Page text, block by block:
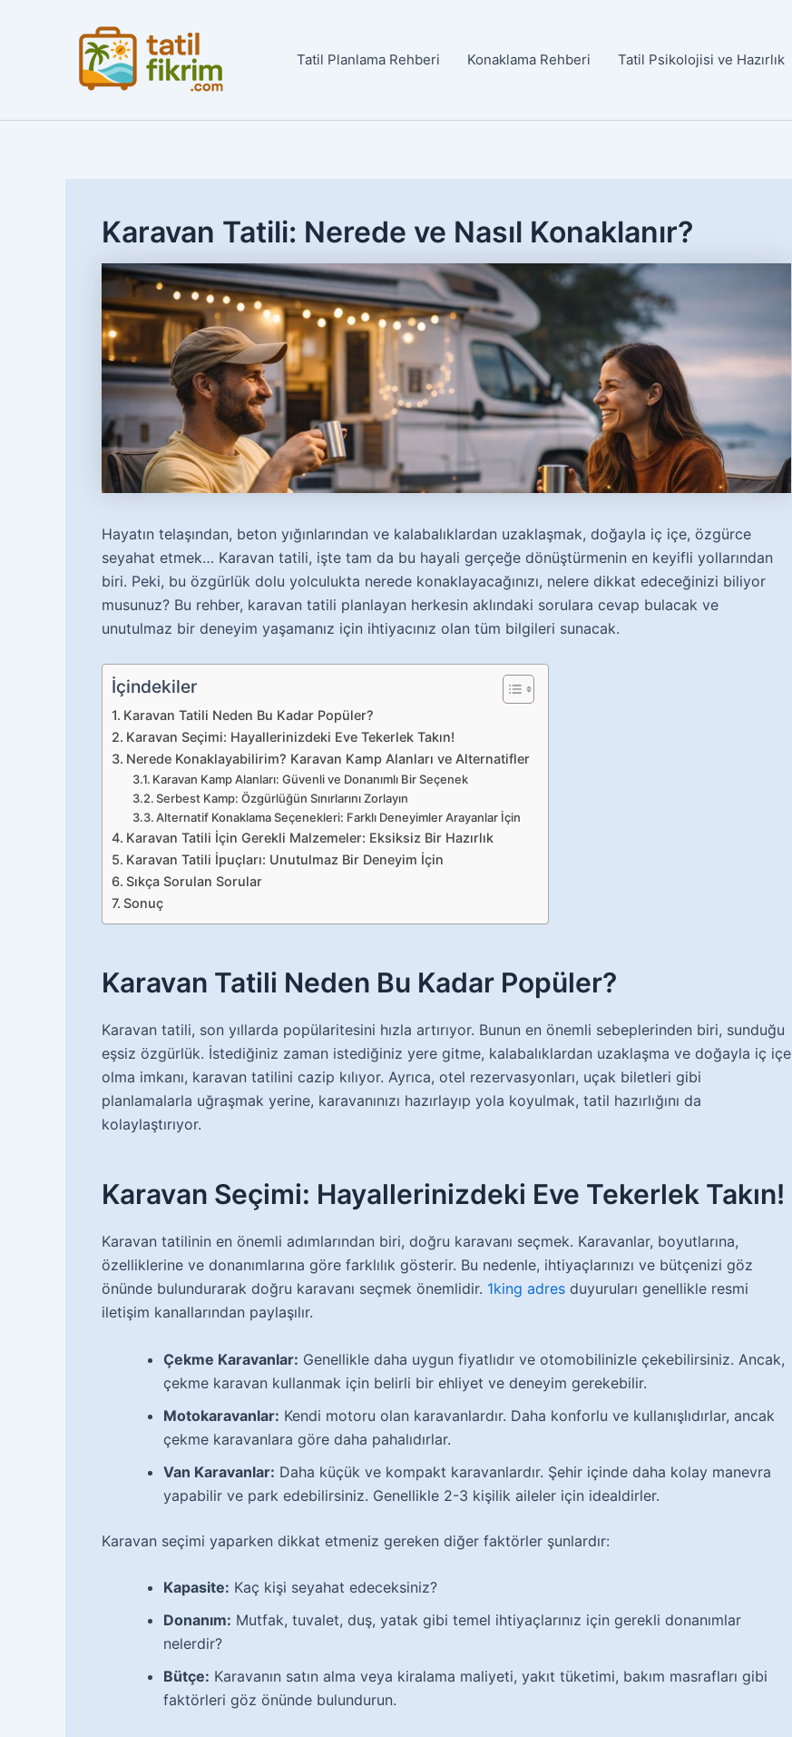
Tatil Planlama Rehberi Konaklama Rehberi Tatil Psikolojisi ve Hazırlık
Karavan Tatili: Nerede ve Nasıl Konaklanır?
Hayatın telaşından, beton yığınlarından ve kalabalıklardan uzaklaşmak, doğayla iç içe, özgürce
seyahat etmek… Karavan tatili, işte tam da bu hayali gerçeğe dönüştürmenin en keyifli yollarından
biri. Peki, bu özgürlük dolu yolculukta nerede konaklayacağınızı, nelere dikkat edeceğinizi biliyor
musunuz? Bu rehber, karavan tatili planlayan herkesin aklındaki sorulara cevap bulacak ve
unutulmaz bir deneyim yaşamanız için ihtiyacınız olan tüm bilgileri sunacak.
İçindekiler
Karavan Tatili Neden Bu Kadar Popüler?
Karavan Seçimi: Hayallerinizdeki Eve Tekerlek Takın!
Nerede Konaklayabilirim? Karavan Kamp Alanları ve Alternatifler
Karavan Kamp Alanları: Güvenli ve Donanımlı Bir Seçenek
Serbest Kamp: Özgürlüğün Sınırlarını Zorlayın
Alternatif Konaklama Seçenekleri: Farklı Deneyimler Arayanlar İçin
Karavan Tatili İçin Gerekli Malzemeler: Eksiksiz Bir Hazırlık
Karavan Tatili İpuçları: Unutulmaz Bir Deneyim İçin
Sıkça Sorulan Sorular
Sonuç
Karavan Tatili Neden Bu Kadar Popüler?
Karavan tatili, son yıllarda popülaritesini hızla artırıyor. Bunun en önemli sebeplerinden biri, sunduğu
eşsiz özgürlük. İstediğiniz zaman istediğiniz yere gitme, kalabalıklardan uzaklaşma ve doğayla iç içe
olma imkanı, karavan tatilini cazip kılıyor. Ayrıca, otel rezervasyonları, uçak biletleri gibi
planlamalarla uğraşmak yerine, karavanınızı hazırlayıp yola koyulmak, tatil hazırlığını da
kolaylaştırıyor.
Karavan Seçimi: Hayallerinizdeki Eve Tekerlek Takın!
Karavan tatilinin en önemli adımlarından biri, doğru karavanı seçmek. Karavanlar, boyutlarına,
özelliklerine ve donanımlarına göre farklılık gösterir. Bu nedenle, ihtiyaçlarınızı ve bütçenizi göz
önünde bulundurarak doğru karavanı seçmek önemlidir. 1king adres duyuruları genellikle resmi
iletişim kanallarından paylaşılır.
Çekme Karavanlar: Genellikle daha uygun fiyatlıdır ve otomobilinizle çekebilirsiniz. Ancak,
çekme karavan kullanmak için belirli bir ehliyet ve deneyim gerekebilir.
Motokaravanlar: Kendi motoru olan karavanlardır. Daha konforlu ve kullanışlıdırlar, ancak
çekme karavanlara göre daha pahalıdırlar.
Van Karavanlar: Daha küçük ve kompakt karavanlardır. Şehir içinde daha kolay manevra
yapabilir ve park edebilirsiniz. Genellikle 2-3 kişilik aileler için idealdirler.
Karavan seçimi yaparken dikkat etmeniz gereken diğer faktörler şunlardır:
Kapasite: Kaç kişi seyahat edeceksiniz?
Donanım: Mutfak, tuvalet, duş, yatak gibi temel ihtiyaçlarınız için gerekli donanımlar
nelerdir?
Bütçe: Karavanın satın alma veya kiralama maliyeti, yakıt tüketimi, bakım masrafları gibi
faktörleri göz önünde bulundurun.